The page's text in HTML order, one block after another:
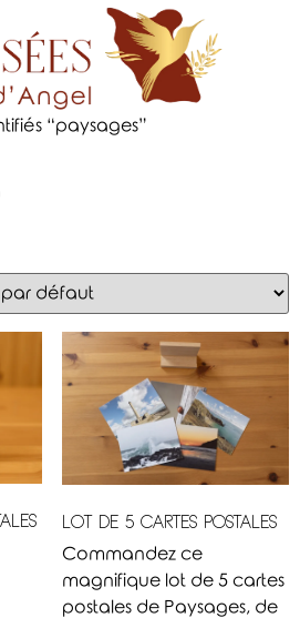
“paysages”
LOT DE 5 CARTES POSTALES
Commandez ce
magnifique lot de 5 cartes
postales de Paysages, de